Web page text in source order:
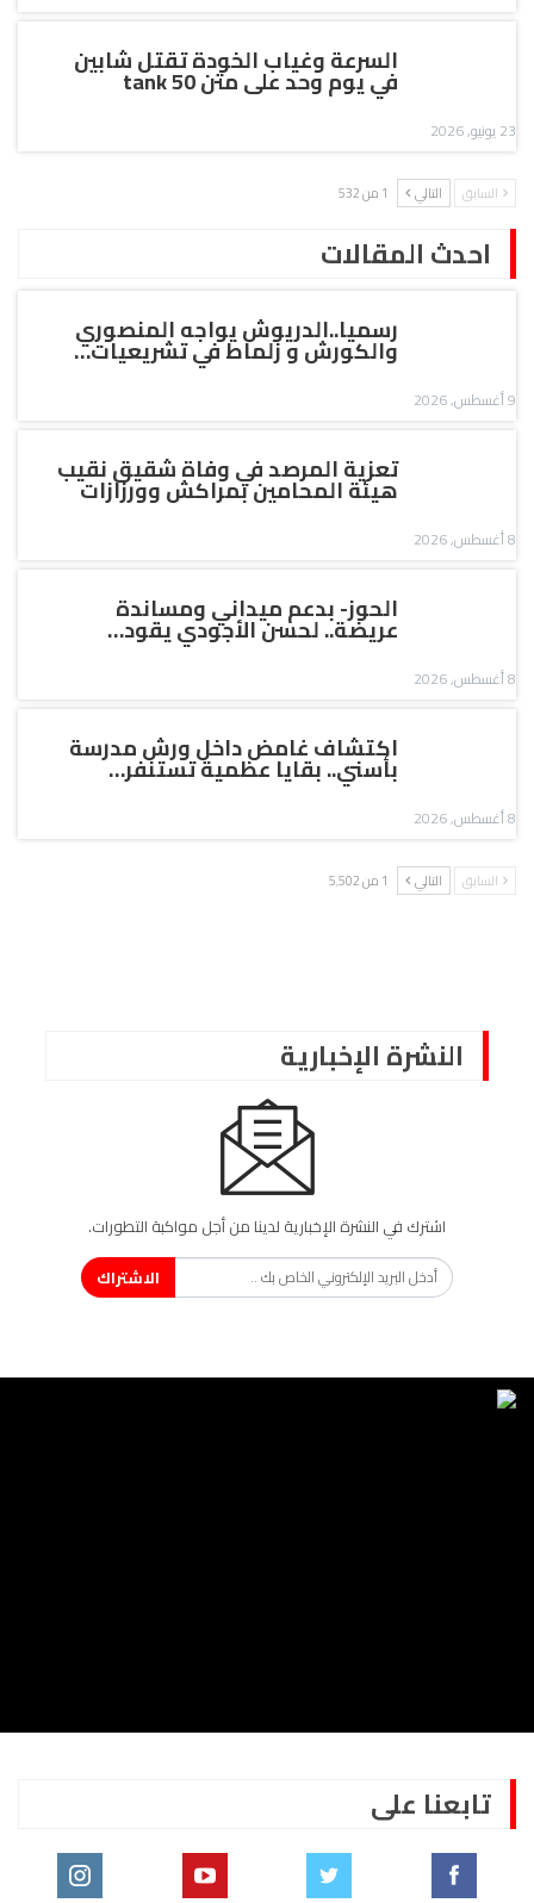
السرعة وغياب الخودة تقتل شابين
في يوم وحد على متن tank 50
23 يونيو, 2026
السابق التالي 1 من 532
احدث المقالات
رسميا..الدريوش يواجه المنصوري
والكورش و زلماط في تشريعيات…
9 أغسطس, 2026
تعزية المرصد في وفاة شقيق نقيب
هيئة المحامين بمراكش وورزازات
8 أغسطس, 2026
الحوز- بدعم ميداني ومساندة
عريضة.. لحسن الأجودي يقود…
8 أغسطس, 2026
اكتشاف غامض داخل ورش مدرسة
بأسني.. بقايا عظمية تستنفر…
8 أغسطس, 2026
السابق التالي 1 من 5٬502
النشرة الإخبارية
اشترك في النشرة الإخبارية لدينا من أجل مواكبة التطورات.
الاشتراك
تابعنا على